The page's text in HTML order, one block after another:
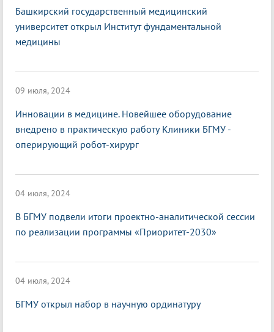
Башкирский государственный медицинский
университет открыл Институт фундаментальной
медицины
09 июля, 2024
Инновации в медицине. Новейшее оборудование
внедрено в практическую работу Клиники БГМУ -
оперирующий робот-хирург
04 июля, 2024
В БГМУ подвели итоги проектно-аналитической сессии
по реализации программы «Приоритет-2030»
04 июля, 2024
БГМУ открыл набор в научную ординатуру